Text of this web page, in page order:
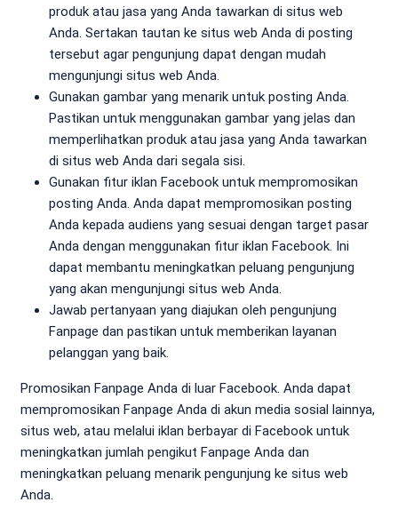
produk atau jasa yang Anda tawarkan di situs web
Anda. Sertakan tautan ke situs web Anda di posting
tersebut agar pengunjung dapat dengan mudah
mengunjungi situs web Anda.
Gunakan gambar yang menarik untuk posting Anda.
Pastikan untuk menggunakan gambar yang jelas dan
memperlihatkan produk atau jasa yang Anda tawarkan
di situs web Anda dari segala sisi.
Gunakan fitur iklan Facebook untuk mempromosikan
posting Anda. Anda dapat mempromosikan posting
Anda kepada audiens yang sesuai dengan target pasar
Anda dengan menggunakan fitur iklan Facebook. Ini
dapat membantu meningkatkan peluang pengunjung
yang akan mengunjungi situs web Anda.
Jawab pertanyaan yang diajukan oleh pengunjung
Fanpage dan pastikan untuk memberikan layanan
pelanggan yang baik.
Promosikan Fanpage Anda di luar Facebook. Anda dapat
mempromosikan Fanpage Anda di akun media sosial lainnya,
situs web, atau melalui iklan berbayar di Facebook untuk
meningkatkan jumlah pengikut Fanpage Anda dan
meningkatkan peluang menarik pengunjung ke situs web
Anda.